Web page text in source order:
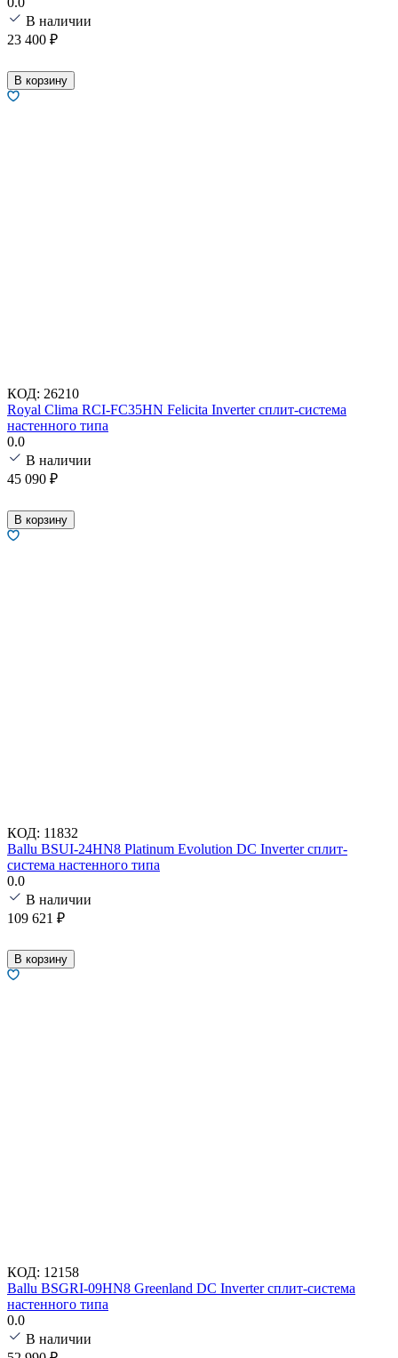
В наличии
23 400 ₽
В корзину
КОД: 26210
Royal Clima RCI-FC35HN Felicita Inverter сплит-система
настенного типа
0.0
В наличии
45 090 ₽
В корзину
КОД: 11832
Ballu BSUI-24HN8 Platinum Evolution DC Inverter сплит-
система настенного типа
0.0
В наличии
109 621 ₽
В корзину
КОД: 12158
Ballu BSGRI-09HN8 Greenland DC Inverter сплит-система
настенного типа
0.0
В наличии